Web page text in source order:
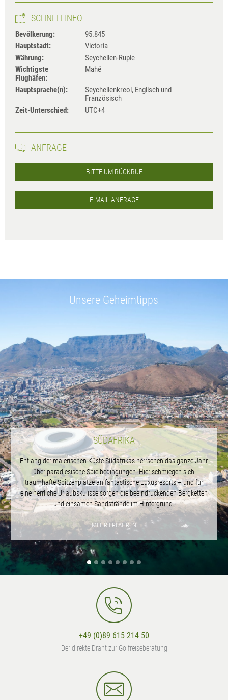
SCHNELLINFO
Bevölkerung:
95.845
Hauptstadt:
Victoria
Währung:
Seychellen-Rupie
Wichtigste
Flughäfen:
Mahé
Hauptsprache(n):
Seychellenkreol, Englisch und
Französisch
Zeit-Unterschied:
UTC+4
ANFRAGE
BITTE UM RÜCKRUF
E-MAIL ANFRAGE
SÜDAFRIKA
Entlang der malerischen Küste Südafrikas herrschen das ganze Jahr
über paradiesische Spielbedingungen. Hier schmiegen sich
traumhafte Spitzenplätze an fantastische Luxusresorts – und für
eine herrliche Urlaubskulisse sorgen die beeindruckenden Bergketten
und einsamen Sandstrände im Hintergrund.
MEHR ERFAHREN
Unsere Geheimtipps
+49 (0)89 615 214 50
Der direkte Draht zur Golfreiseberatung